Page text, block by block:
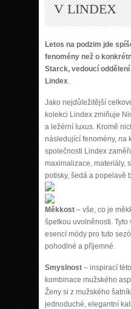
V LINDEX
Letos na podzim jde
fenomény než o
Starck, vedoucí
Lindex.
Jako nejdůležitější
kolekci Lindex zmiňuje
a ležérní luxus. Kromě
následující fenomény, na
společnosti Lindex
maximalizace, materiály,
potisky, šedá a popelavě
Měkkost – vše, co je
špetkou uvolněnosti.
esencí módy pro tuto
pohodlné a příjemné.
Smyslnost – inspirací
kombinace mužského
Ženy si z mužského
jednoduché, elegantní